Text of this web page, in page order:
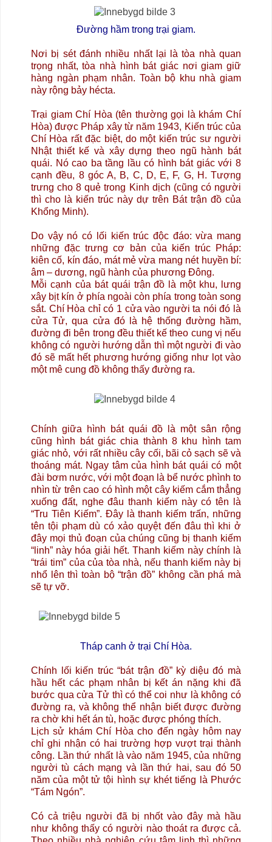
Đường hầm trong trại giam.
Nơi bị sét đánh nhiều nhất lại là tòa nhà quan
trọng nhất, tòa nhà hình bát giác nơi giam giữ
hàng ngàn phạm nhân. Toàn bộ khu nhà giam
này rộng bảy hécta.
Trại giam Chí Hòa (tên thường gọi là khám Chí
Hòa) được Pháp xây từ năm 1943, Kiến trúc của
Chí Hòa rất đặc biệt, do một kiến trúc sư người
Nhật thiết kế và xây dựng theo ngũ hành bát
quái. Nó cao ba tầng lầu có hình bát giác với 8
cạnh đều, 8 góc A, B, C, D, E, F, G, H. Tượng
trưng cho 8 quẻ trong Kinh dịch (cũng có người
thì cho là kiến trúc này dự trên Bát trận đồ của
Khổng Minh).
Do vậy nó có lối kiến trúc độc đáo: vừa mang
những đặc trưng cơ bản của kiến trúc Pháp:
kiên cố, kín đáo, mát mẻ vừa mang nét huyền bí:
âm – dương, ngũ hành của phương Đông.
Mỗi cạnh của bát quái trận đồ là một khu, lưng
xây bịt kín ở phía ngoài còn phía trong toàn song
sắt. Chí Hòa chỉ có 1 cửa vào người ta nói đó là
cửa Tử, qua cửa đó là hệ thống đường hầm,
đường đi bên trong đều thiết kế theo cung vị nếu
không có người hướng dẫn thì một người đi vào
đó sẽ mất hết phương hướng giống như lọt vào
một mê cung đồ không thấy đường ra.
Chính giữa hình bát quái đồ là một sân rộng
cũng hình bát giác chia thành 8 khu hình tam
giác nhỏ, với rất nhiều cây cối, bãi cỏ sạch sẽ và
thoáng mát. Ngay tâm của hình bát quái có một
đài bơm nước, với một đoạn là bể nước phình to
nhìn từ trên cao có hình một cây kiếm cắm thẳng
xuống đất, nghe đâu thanh kiếm này có tên là
“Tru Tiên Kiếm”. Đây là thanh kiếm trấn, những
tên tội phạm dù có xảo quyệt đến đâu thì khi ở
đây mọi thủ đoạn của chúng cũng bị thanh kiếm
“linh” này hóa giải hết. Thanh kiếm này chính là
“trái tim” của của tòa nhà, nếu thanh kiếm này bị
nhổ lên thì toàn bộ “trận đồ” không cần phá mà
sẽ tự vỡ.
Tháp canh ở trại Chí Hòa.
Chính lối kiến trúc “bát trận đồ” kỳ diệu đó mà
hầu hết các phạm nhân bị kết án nặng khi đã
bước qua cửa Tử thì có thể coi như là không có
đường ra, và không thể nhận biết được đường
ra chờ khi hết án tù, hoặc được phóng thích.
Lịch sử khám Chí Hòa cho đến ngày hôm nay
chỉ ghi nhận có hai trường hợp vượt trại thành
công. Lần thứ nhất là vào năm 1945, của những
người tù cách mạng và lần thứ hai, sau đó 50
năm của một tử tội hình sự khét tiếng là Phước
“Tám Ngón”.
Có cả triệu người đã bị nhốt vào đây mà hầu
như không thấy có người nào thoát ra được cả.